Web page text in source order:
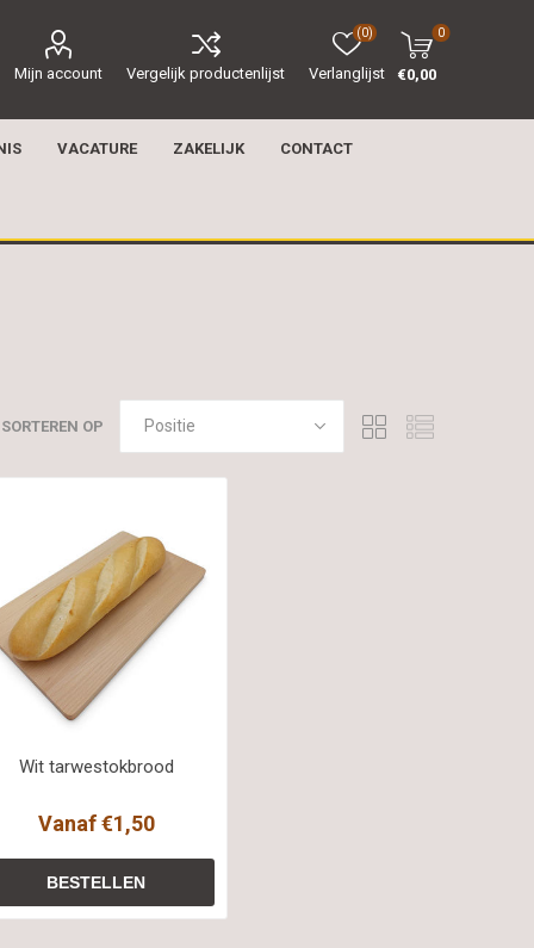
Mijn account Vergelijk productenlijst Verlanglijst
(0) 0
€0,00
VACATURE ZAKELIJK CONTACT
SORTEREN OP
Wit tarwestokbrood
Vanaf €1,50